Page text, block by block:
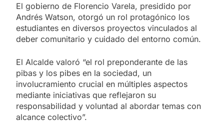
El gobierno de Florencio Varela, presidido por
Andrés Watson, otorgó un rol protagónico los
estudiantes en diversos proyectos vinculados al
deber comunitario y cuidado del entorno común.
El Alcalde valoró “el rol preponderante de las
pibas y los pibes en la sociedad, un
involucramiento crucial en múltiples aspectos
mediante iniciativas que reflejaron su
responsabilidad y voluntad al abordar temas con
alcance colectivo”.